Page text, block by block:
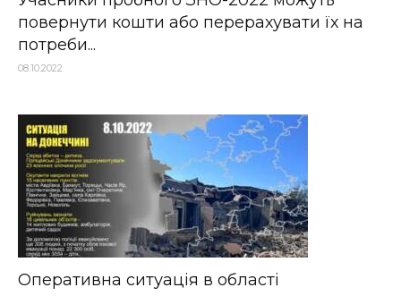
повернути кошти або перерахувати їх на
потреби...
08.10.2022
Оперативна ситуація в області